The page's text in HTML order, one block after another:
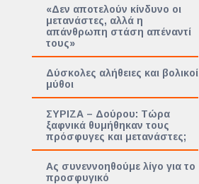
«Δεν αποτελούν κίνδυνο οι
μετανάστες, αλλά η
απάνθρωπη στάση απέναντί
τους»
Δύσκολες αλήθειες και βολικοί
μύθοι
ΣΥΡΙΖΑ – Δούρου: Τώρα
ξαφνικά θυμήθηκαν τους
πρόσφυγες και μετανάστες;
Ας συνεννοηθούμε λίγο για το
προσφυγικό